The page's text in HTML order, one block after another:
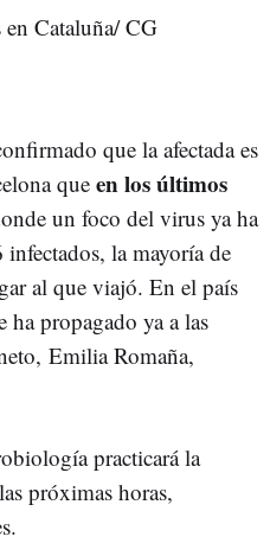
Cataluña/ CG
que la afectada es
que en los últimos
un foco del virus ya ha
infectados, la mayoría de
al que viajó. En el país
ha propagado ya a las
Emilia Romaña,
practicará la
próximas horas,